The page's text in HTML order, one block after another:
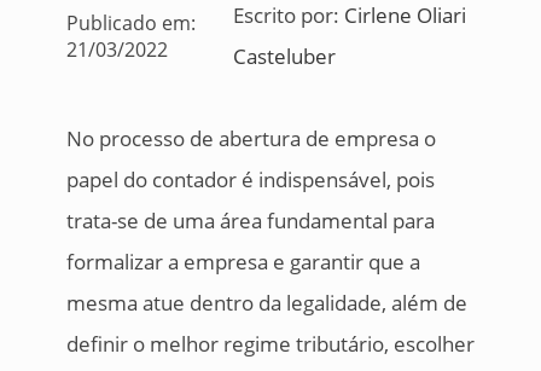
Publicado em:
21/03/2022
Escrito por: Cirlene Oliari
Casteluber
No processo de abertura de empresa o
papel do contador é indispensável, pois
trata-se de uma área fundamental para
formalizar a empresa e garantir que a
mesma atue dentro da legalidade, além de
definir o melhor regime tributário, escolher